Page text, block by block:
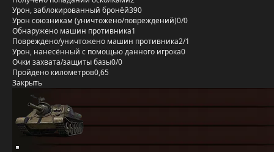
Урон, заблокированный бронёй390
Урон союзникам (уничтожено/повреждений)0/0
Обнаружено машин противника1
Повреждено/уничтожено машин противника2/1
Урон, нанесённый с помощью данного игрока0
Очки захвата/защиты базы0/0
Пройдено километров0,65
Закрыть